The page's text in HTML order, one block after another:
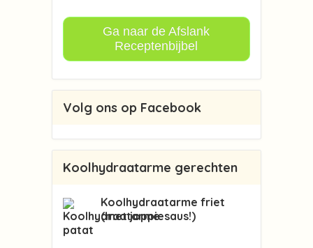
Ga naar de Afslank
Receptenbijbel
Volg ons op Facebook
Koolhydraatarme gerechten
Koolhydraatarme friet
(met joppiesaus!)